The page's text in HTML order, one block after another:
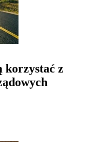
korzystać z